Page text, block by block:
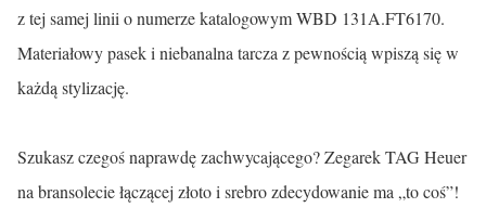
z tej samej linii o numerze katalogowym WBD 131A.FT6170.
Materiałowy pasek i niebanalna tarcza z pewnością wpiszą się w
każdą stylizację.
Szukasz czegoś naprawdę zachwycającego? Zegarek TAG Heuer
na bransolecie łączącej złoto i srebro zdecydowanie ma „to coś”!